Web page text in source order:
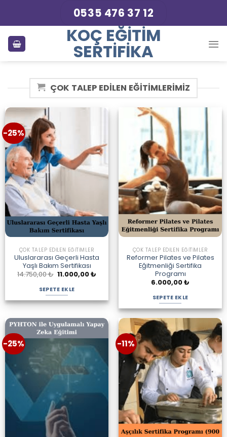
0535 476 37 12
KOÇ EĞITIM
SERTIFIKA
ÇOK TALEP EDİLEN EĞİTİMLERİMİZ
-25%
ÇOK TALEP EDILEN EĞITIMLER
Uluslararası Geçerli Hasta
Yaşlı Bakım Sertifikası
14.750,00₺ Orijinal
14.750,00 ₺.
11.000,00₺Şu
SEPETE EKLE
ÇOK TALEP EDILEN EĞITIMLER
Reformer Pilates ve Pilates
Eğitmenliği Sertifika
Programı
6.000,00₺
SEPETE EKLE
-25% -11%